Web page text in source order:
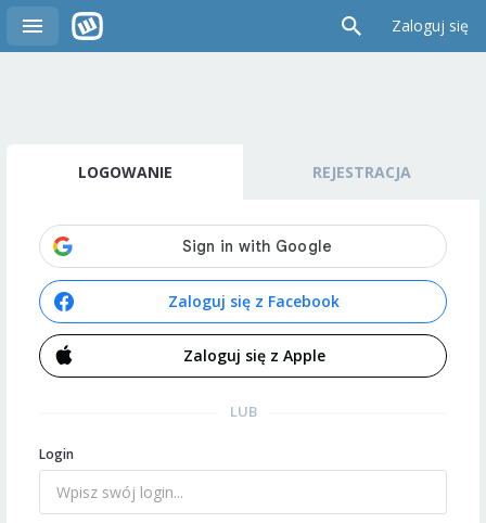
Zaloguj się
LOGOWANIE REJESTRACJA
Zaloguj się z Facebook
Zaloguj się z Apple
LUB
Login